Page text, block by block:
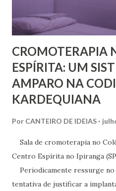
CROMOTERAPIA
ESPÍRITA: UM
AMPARO NA
KARDEQUIANA
Por CANTEIRO DE IDEIAS
Sala de cromoterapia no
Centro Espírita no
Periodicamente ressurge
tentativa de justificar a